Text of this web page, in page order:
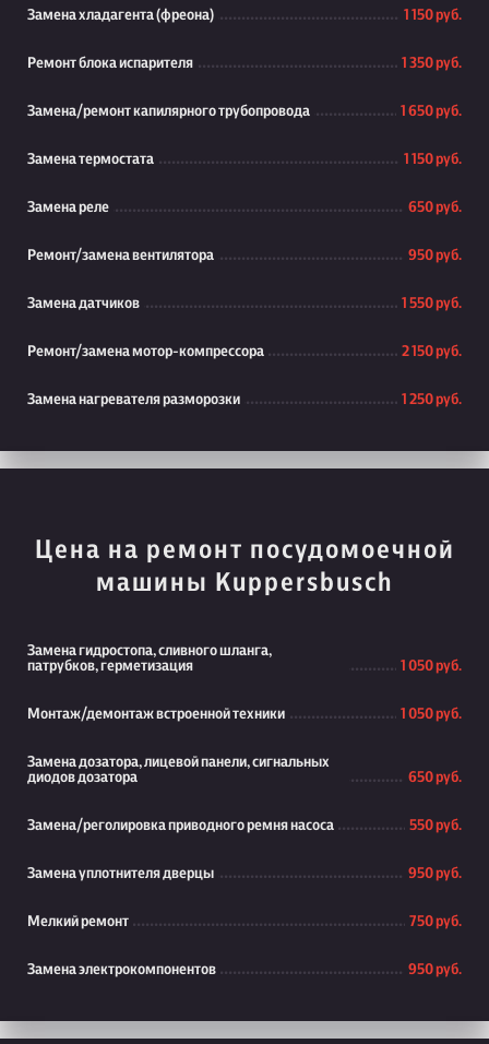
Замена хладагента (фреона) 1 150 руб.
Ремонт блока испарителя 1 350 руб.
Замена/ремонт капилярного трубопровода 1 650 руб.
Замена термостата 1 150 руб.
Замена реле 650 руб.
Ремонт/замена вентилятора 950 руб.
Замена датчиков 1 550 руб.
Ремонт/замена мотор-компрессора 2 150 руб.
Замена нагревателя разморозки 1 250 руб.
Цена на ремонт посудомоечной
машины Kuppersbusch
Замена гидростопа, сливного шланга,
патрубков, герметизация
1 050 руб.
Монтаж/демонтаж встроенной техники 1 050 руб.
Замена дозатора, лицевой панели, сигнальных
диодов дозатора
650 руб.
Замена/реголировка приводного ремня насоса 550 руб.
Замена уплотнителя дверцы 950 руб.
Мелкий ремонт 750 руб.
Замена электрокомпонентов 950 руб.